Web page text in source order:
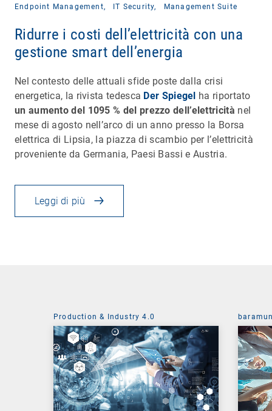
Endpoint Management,
IT Security, Management Suite
Ridurre i costi dell’elettricità con una
gestione smart dell’energia
Nel contesto delle attuali sfide poste dalla crisi
energetica, la rivista tedesca Der Spiegel ha riportato
un aumento del 1095 % del prezzo dell’elettricità nel
mese di agosto nell’arco di un anno presso la Borsa
elettrica di Lipsia, la piazza di scambio per l’elettricità
proveniente da Germania, Paesi Bassi e Austria.
Leggi di più
Production & Industry 4.0